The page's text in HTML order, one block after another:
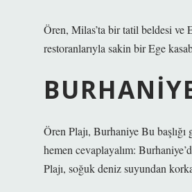
Ören, Milas’ta bir tatil beldesi ve
restoranlarıyla sakin bir Ege
Ören Plajı, Burhaniye Bu
hemen cevaplayalım:
Plajı, soğuk deniz suyundan